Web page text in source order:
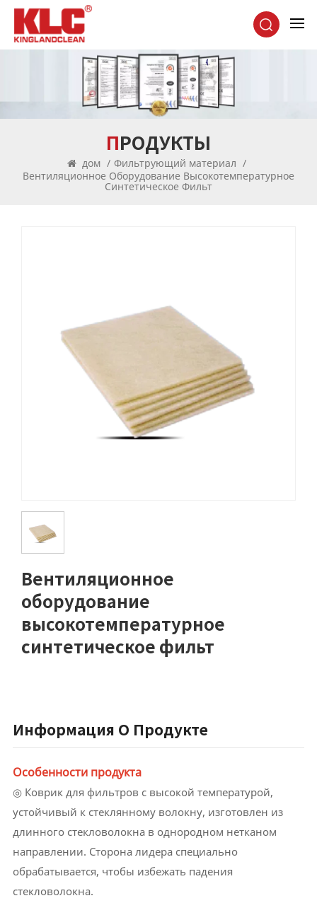
ПРОДУКТЫ
дом / Фильтрующий материал /
Вентиляционное Оборудование Высокотемпературное
Синтетическое Фильт
Вентиляционное
оборудование
высокотемпературное
синтетическое фильт
Информация О Продукте
Особенности продукта
◎ Коврик для фильтров с высокой температурой,
устойчивый к стеклянному волокну, изготовлен из
длинного стекловолокна в однородном нетканом
направлении. Сторона лидера специально
обрабатывается, чтобы избежать падения
стекловолокна.